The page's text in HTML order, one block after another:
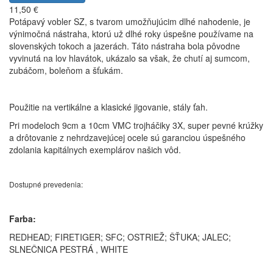
11,50 €
Potápavý vobler SZ, s tvarom umožňujúcim dlhé nahodenie, je
výnimočná nástraha, ktorú už dlhé roky úspešne používame na
slovenských tokoch a jazerách. Táto nástraha bola pôvodne
vyvinutá na lov hlavátok, ukázalo sa však, že chutí aj sumcom,
zubáčom, boleňom a šťukám.
Použitie na vertikálne a klasické jigovanie, stály ťah.
Pri modeloch 9cm a 10cm VMC trojháčiky 3X, super pevné krúžky
a drôtovanie z nehrdzavejúcej ocele sú garanciou úspešného
zdolania kapitálnych exemplárov našich vôd.
Dostupné prevedenia:
Farba:
REDHEAD; FIRETIGER; SFC; OSTRIEŽ; ŠŤUKA; JALEC;
SLNEČNICA PESTRÁ , WHITE